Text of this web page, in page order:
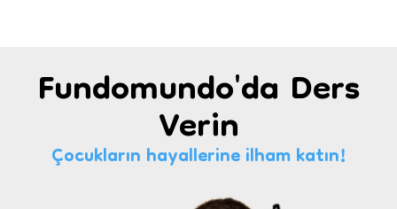
Fundomundo'da Ders
Verin
Çocukların hayallerine ilham katın!